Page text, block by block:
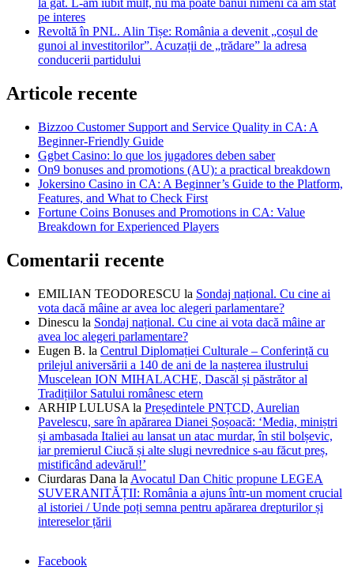
la gât. L-am iubit mult, nu mă poate bănui nimeni că am stat
pe interes
Revoltă în PNL. Alin Tișe: România a devenit „coșul de
gunoi al investitorilor”. Acuzații de „trădare” la adresa
conducerii partidului
Articole recente
Bizzoo Customer Support and Service Quality in CA: A
Beginner-Friendly Guide
Ggbet Casino: lo que los jugadores deben saber
On9 bonuses and promotions (AU): a practical breakdown
Jokersino Casino in CA: A Beginner’s Guide to the Platform,
Features, and What to Check First
Fortune Coins Bonuses and Promotions in CA: Value
Breakdown for Experienced Players
Comentarii recente
EMILIAN TEODORESCU la Sondaj național. Cu cine ai
vota dacă mâine ar avea loc alegeri parlamentare?
Dinescu la Sondaj național. Cu cine ai vota dacă mâine ar
avea loc alegeri parlamentare?
Eugen B. la Centrul Diplomației Culturale – Conferință cu
prilejul aniversării a 140 de ani de la nașterea ilustrului
Muscelean ION MIHALACHE, Dascăl și păstrător al
Tradițiilor Satului românesc etern
ARHIP LULUSA la Președintele PNȚCD, Aurelian
Pavelescu, sare în apărarea Dianei Șoșoacă: ‘Media, miniștri
și ambasada Italiei au lansat un atac murdar, în stil bolșevic,
iar premierul Ciucă și alte slugi nevrednice s-au făcut preș,
mistificând adevărul!’
Ciurdaras Dana la Avocatul Dan Chitic propune LEGEA
SUVERANITĂȚII: România a ajuns într-un moment crucial
al istoriei / Unde poți semna pentru apărarea drepturilor și
intereselor țării
Facebook